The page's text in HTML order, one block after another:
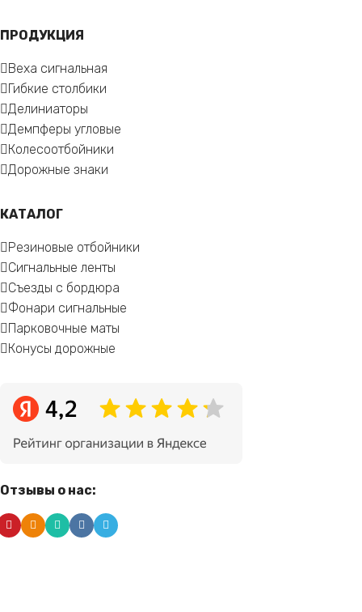
ПРОДУКЦИЯ
Веха сигнальная
Гибкие столбики
Делиниаторы
Демпферы угловые
Колесоотбойники
Дорожные знаки
КАТАЛОГ
Резиновые отбойники
Сигнальные ленты
Съезды с бордюра
Фонари сигнальные
Парковочные маты
Конусы дорожные
Отзывы о нас: